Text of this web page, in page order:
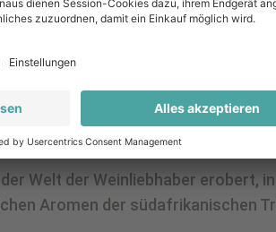
FLASCHE, WEINHANDWERK IN
Barista
Welt der Weinliebhaber erobert,
Aromen der südafrikanischen